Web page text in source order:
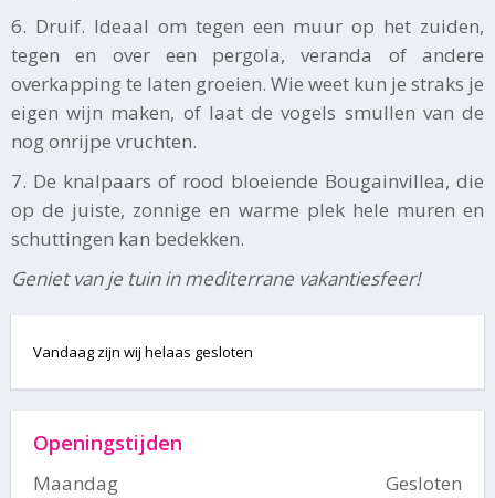
6. Druif. Ideaal om tegen een muur op het zuiden,
tegen en over een pergola, veranda of andere
overkapping te laten groeien. Wie weet kun je straks je
eigen wijn maken, of laat de vogels smullen van de
nog onrijpe vruchten.
7. De knalpaars of rood bloeiende Bougainvillea, die
op de juiste, zonnige en warme plek hele muren en
schuttingen kan bedekken.
Geniet van je tuin in mediterrane vakantiesfeer!
Vandaag zijn wij helaas gesloten
Openingstijden
Maandag
Gesloten